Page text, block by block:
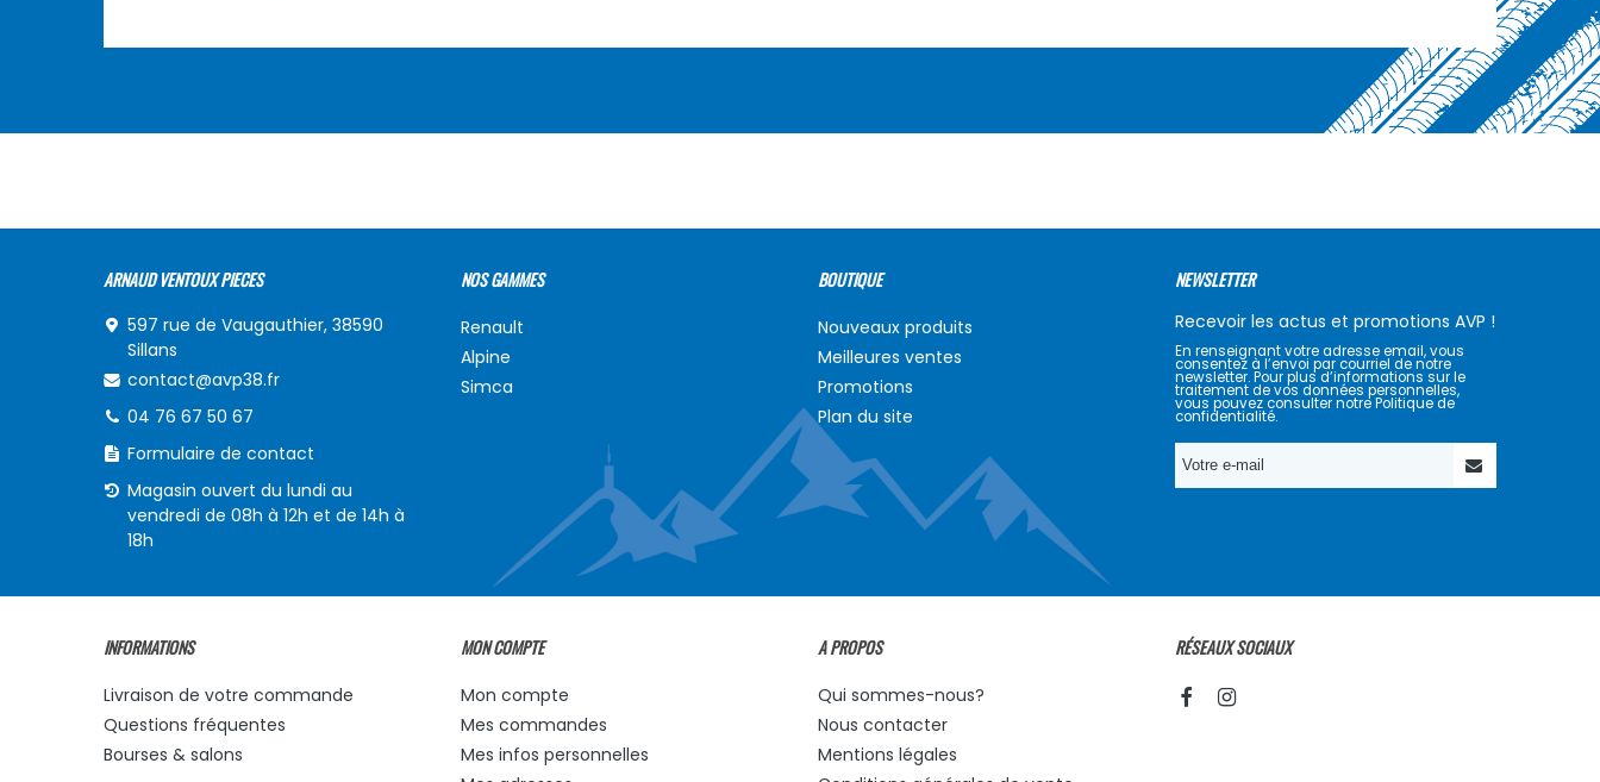
ARNAUD VENTOUX PIECES
597 rue de Vaugauthier, 38590
Sillans
contact@avp38.fr
04 76 67 50 67
Formulaire de contact
Magasin ouvert du lundi au
vendredi de 08h à 12h et de 14h à
18h
NOS GAMMES
Renault
Alpine
Simca
BOUTIQUE
Nouveaux produits
Meilleures ventes
Promotions
Plan du site
NEWSLETTER
Recevoir les actus et promotions AVP !
En renseignant votre adresse email, vous
consentez à l’envoi par courriel de notre
newsletter. Pour plus d’informations sur le
traitement de vos données personnelles,
vous pouvez consulter notre Politique de
confidentialité.
INFORMATIONS
Livraison de votre commande
Questions fréquentes
Bourses & salons
MON COMPTE
Mon compte
Mes commandes
Mes infos personnelles
A PROPOS
Qui sommes-nous?
Nous contacter
Mentions légales
RÉSEAUX SOCIAUX